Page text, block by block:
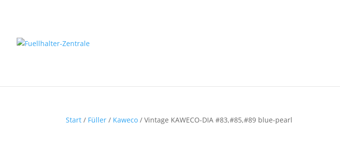
Start / Füller / Kaweco / Vintage KAWECO-DIA #83,#85,#89 blue-pearl